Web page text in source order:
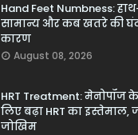
Hand Feet Numbness:
सामान्य और कब खतरे की
कारण
August 08, 2026
HRT Treatment: मेनोपॉज
लिए बढ़ा HRT का
जोखिम